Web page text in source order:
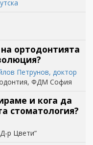
ортодонтията
Петрунов, доктор
ФДМ София
и кога да
стоматология?
р Цвети“